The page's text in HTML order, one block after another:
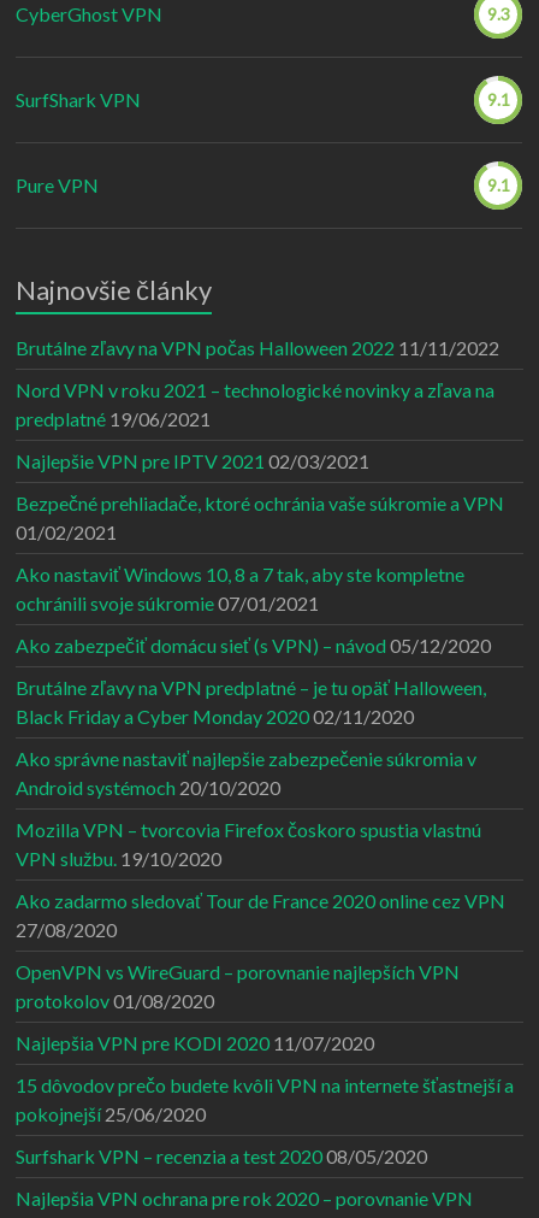
CyberGhost VPN 9.3
SurfShark VPN 9.1
Pure VPN 9.1
Najnovšie články
Brutálne zľavy na VPN počas Halloween 2022 11/11/2022
Nord VPN v roku 2021 – technologické novinky a zľava na
predplatné 19/06/2021
Najlepšie VPN pre IPTV 2021 02/03/2021
Bezpečné prehliadače, ktoré ochránia vaše súkromie a VPN
01/02/2021
Ako nastaviť Windows 10, 8 a 7 tak, aby ste kompletne
ochránili svoje súkromie07/01/2021
Ako zabezpečiť domácu sieť (s VPN) – návod 05/12/2020
Brutálne zľavy na VPN predplatné – je tu opäť Halloween,
Black Friday a Cyber Monday 202002/11/2020
Ako správne nastaviť najlepšie zabezpečenie súkromia v
Android systémoch 20/10/2020
Mozilla VPN – tvorcovia Firefox čoskoro spustia vlastnú
VPN službu. 19/10/2020
Ako zadarmo sledovať Tour de France 2020 online cez VPN
27/08/2020
OpenVPN vs WireGuard – porovnanie najlepších VPN
protokolov01/08/2020
Najlepšia VPN pre KODI 2020 11/07/2020
15 dôvodov prečo budete kvôli VPN na internete šťastnejší a
pokojnejší25/06/2020
Surfshark VPN – recenzia a test 202008/05/2020
Najlepšia VPN ochrana pre rok 2020 – porovnanie VPN